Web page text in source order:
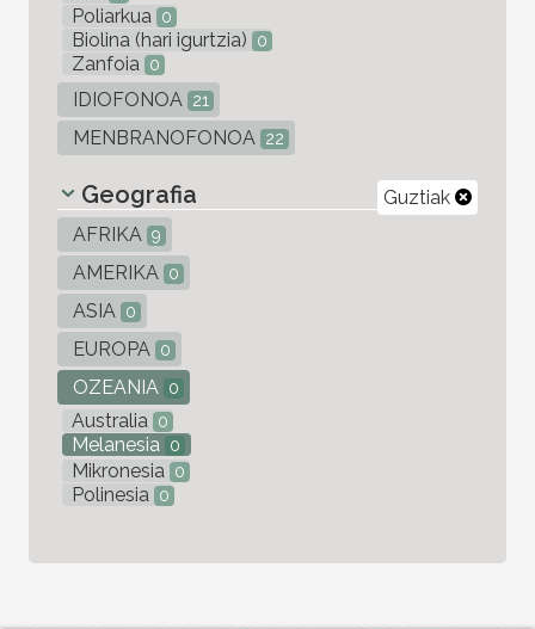
Poliarkua 0
Biolina (hari igurtzia) 0
Zanfoia 0
IDIOFONOA 21
MENBRANOFONOA 22
Guztiak
Geografia
AFRIKA 9
AMERIKA 0
ASIA 0
EUROPA 0
OZEANIA 0
Australia 0
Melanesia 0
Mikronesia 0
Polinesia 0